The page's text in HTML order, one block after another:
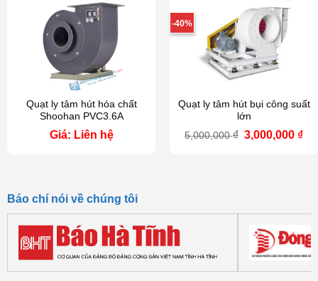
Quạt ly tâm hút hóa chất
Shoohan PVC3.6A
Giá: Liên hệ
-40%
Quạt ly tâm hút bụi công suất
lớn
5,000,000₫ Giá
3,000,000 ₫
Báo chí nói về chúng tôi